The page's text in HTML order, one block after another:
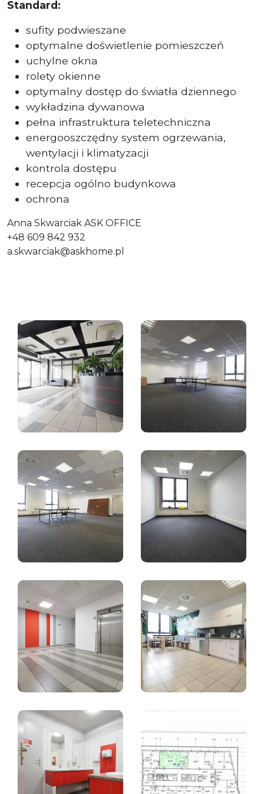
Standard:
sufity podwieszane
optymalne doświetlenie pomieszczeń
uchylne okna
rolety okienne
optymalny dostęp do światła dziennego
wykładzina dywanowa
pełna infrastruktura teletechniczna
energooszczędny system ogrzewania,
wentylacji i klimatyzacji
kontrola dostępu
recepcja ogólno budynkowa
ochrona
Anna Skwarciak ASK OFFICE
+48 609 842 932
a.skwarciak@askhome.pl